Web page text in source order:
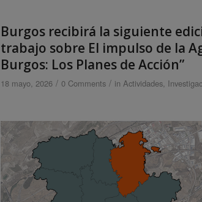
Burgos recibirá la siguiente
trabajo sobre El impulso de la
Burgos: Los Planes de Acción”
18 mayo, 2026 / 0 Comments / in Actividades,